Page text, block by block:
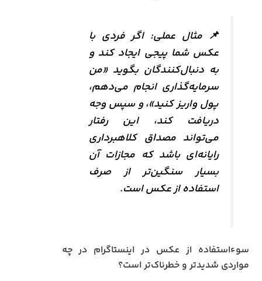
📌 مثال عملی: اگر فردی با
عکس شما پیجی ایجاد کند و
به دنبال‌کنندگان بگوید «من
سرمایه‌گذاری انجام می‌دهم،
پول واریز کنید»، و سپس وجه
دریافت کند، این رفتار
می‌تواند مصداق کلاهبرداری
رایانه‌ای باشد که مجازات آن
بسیار سنگین‌تر از صرف
استفاده از عکس است.
سوءاستفاده از عکس در اینستاگرام در چه
مواردی شدیدتر و خطرناک‌تر است؟